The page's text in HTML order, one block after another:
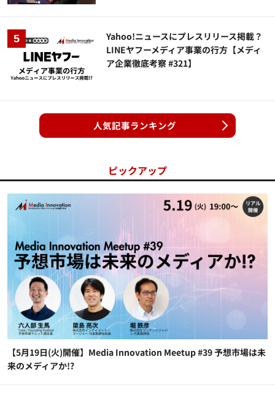
Yahoo!ニュースにプレスリリース掲載？
LINEヤフーメディア事業の行方【メディ
ア企業徹底考察 #321】
人気記事ランキング
ピックアップ
【5月19日(火)開催】Media Innovation Meetup #39 予想市場は未
来のメディアか!?